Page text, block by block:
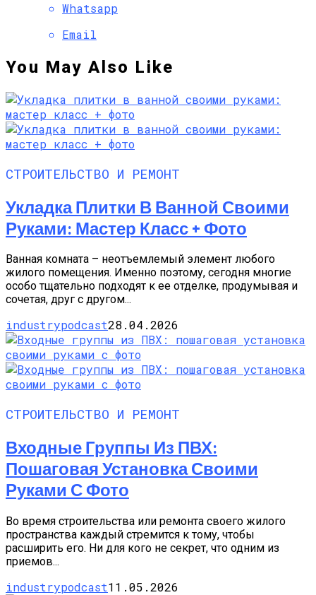
Whatsapp
Email
You May Also Like
СТРОИТЕЛЬСТВО И РЕМОНТ
Укладка Плитки В Ванной Своими
Руками: Мастер Класс + Фото
Ванная комната – неотъемлемый элемент любого
жилого помещения. Именно поэтому, сегодня многие
особо тщательно подходят к ее отделке, продумывая и
сочетая, друг с другом...
industrypodcast28.04.2026
СТРОИТЕЛЬСТВО И РЕМОНТ
Входные Группы Из ПВХ:
Пошаговая Установка Своими
Руками С Фото
Во время строительства или ремонта своего жилого
пространства каждый стремится к тому, чтобы
расширить его. Ни для кого не секрет, что одним из
приемов...
industrypodcast11.05.2026